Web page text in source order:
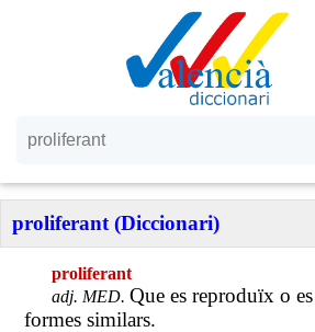
proliferant (Diccionari)
proliferant
adj. MED.Que es reproduïx o
formes similars.